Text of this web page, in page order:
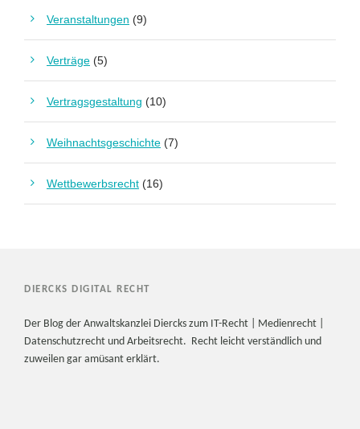
Veranstaltungen (9)
Verträge (5)
Vertragsgestaltung (10)
Weihnachtsgeschichte (7)
Wettbewerbsrecht (16)
DIERCKS DIGITAL RECHT
Der Blog der Anwaltskanzlei Diercks zum IT-Recht | Medienrecht |
Datenschutzrecht und Arbeitsrecht. Recht leicht verständlich und
zuweilen gar amüsant erklärt.